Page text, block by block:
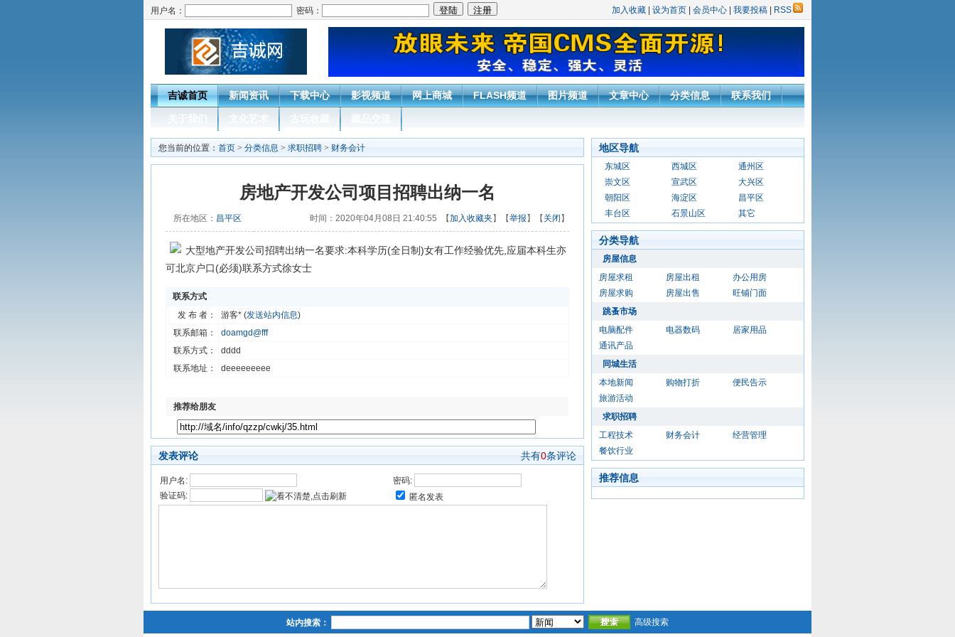
用户名： 密码： 加入收藏 设为首页 会员中心 我要投稿 RSS
吉诚首页 新闻资讯 下载中心 影视频道 网上商城 FLASH频道 图片频道 文章中心 分类信息 联系我们
关于我们 文化艺术 古玩收藏 藏品交流
您当前的位置： 首页 > 分类信息 > 求职招聘 > 财务会计
房地产开发公司项目招聘出纳一名
所在地区： 昌平区 时间：2020年04月08日 21:40:55 【加入收藏夹 】【举报 】【 关闭 】
大型地产开发公司招聘出纳一名要求:本科学历(全日制)女有工作经验优先,应届本科生亦
可北京户口(必须)联系方式徐女士
联系方式
发 布 者：
游客* (发送站内信息)
联系邮箱：
doamgd@fff
联系方式：
dddd
联系地址：
deeeeeeeee
推荐给朋友
发表评论 共有0条评论
用户名:
密码:
验证码:
匿名发表
地区导航
东城区 西城区
通州区
崇文区
宣武区
大兴区
朝阳区
海淀区
昌平区
丰台区
石景山区 其它
分类导航
房屋信息
房屋求租
房屋出租
办公用房
房屋求购
房屋出售
旺铺门面
跳蚤市场
电脑配件
电器数码
居家用品
通讯产品
同城生活
本地新闻
购物打折
便民告示
旅游活动
求职招聘
工程技术
财务会计
经营管理
餐饮行业
推荐信息
站内搜索： 高级搜索